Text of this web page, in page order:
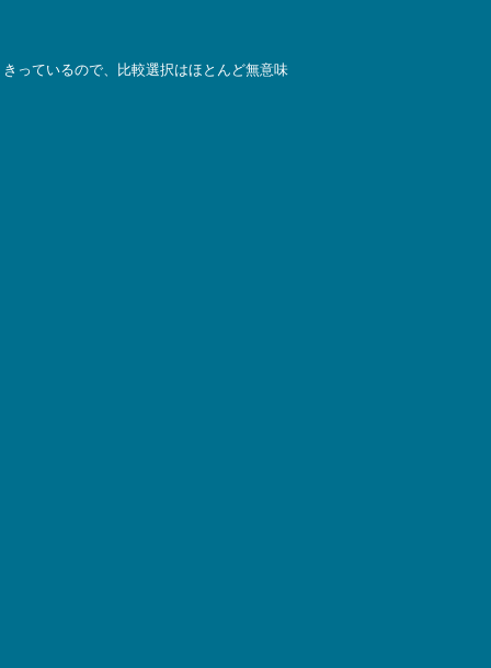
っているので、比較選択はほとんど無意味